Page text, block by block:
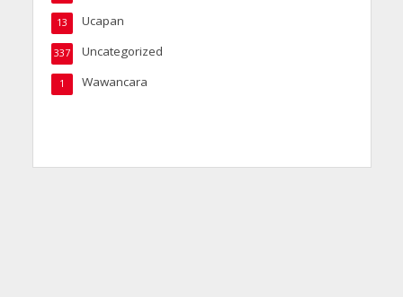
Ucapan
13
Uncategorized
337
Wawancara
1